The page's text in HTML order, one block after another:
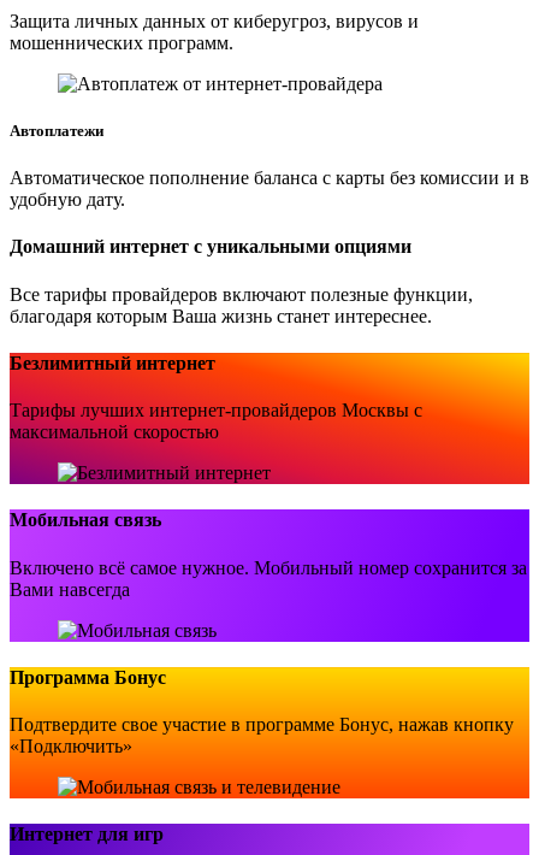
Защита личных данных от киберугроз, вирусов и
мошеннических программ.
Автоплатежи
Автоматическое пополнение баланса с карты без комиссии и в
удобную дату.
Домашний интернет с уникальными опциями
Все тарифы провайдеров включают полезные функции,
благодаря которым Ваша жизнь станет интереснее.
Безлимитный интернет
Тарифы лучших интернет-провайдеров Москвы с
максимальной скоростью
Мобильная связь
Включено всё самое нужное. Мобильный номер сохранится за
Вами навсегда
Программа Бонус
Подтвердите свое участие в программе Бонус, нажав кнопку
«Подключить»
Интернет для игр